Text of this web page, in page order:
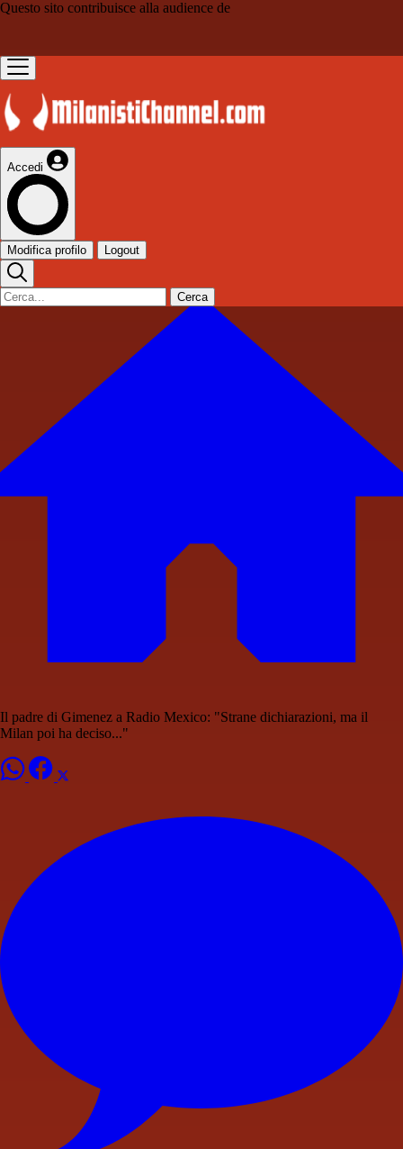
Questo sito contribuisce alla audience de
Accedi
Modifica profilo Logout
Cerca
Il padre di Gimenez a Radio Mexico: "Strane dichiarazioni, ma il
Milan poi ha deciso..."